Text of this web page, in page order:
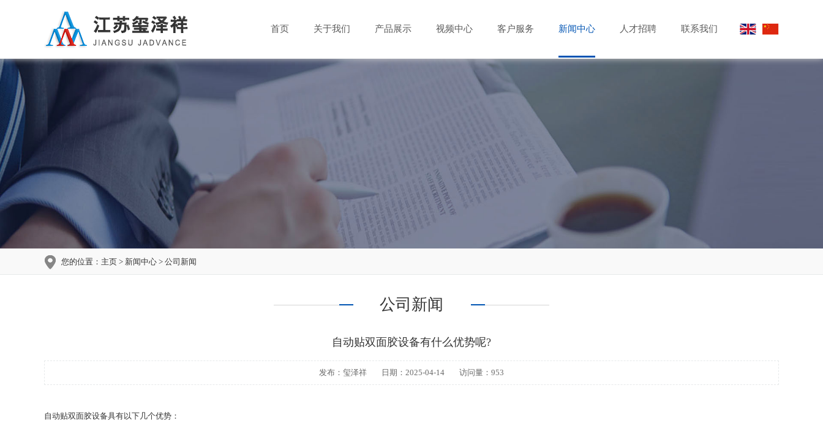
首页 关于我们 产品展示 视频中心 客户服务 新闻中心 人才招聘 联系我们
您的位置： 主页 > 新闻中心 > 公司新闻
公司新闻
自动贴双面胶设备有什么优势呢?
发布：玺泽祥 日期：2025-04-14 访问量：953
自动贴双面胶设备具有以下几个优势：